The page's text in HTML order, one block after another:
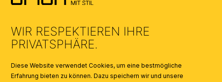
KATALOGE
WIR RESPEKTIEREN IHRE
PRIVATSPHÄRE.
Diese Website verwendet Cookies, um eine bestmögliche
Erfahrung bieten zu können. Dazu speichern wir und unsere